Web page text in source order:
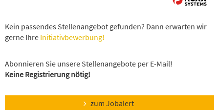
Kein passendes Stellenangebot gefunden? Dann erwarten wir
gerne Ihre Initiativbewerbung!
Abonnieren Sie unsere Stellenangebote per E-Mail!
Keine Registrierung nötig!
zum Jobalert